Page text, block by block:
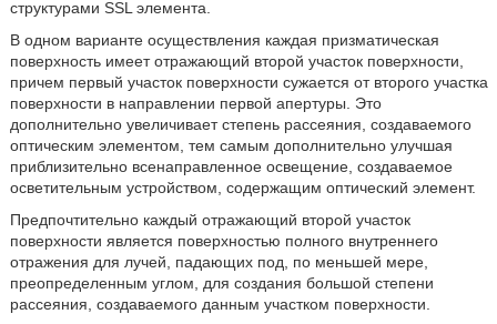
структурами SSL элемента.
В одном варианте осуществления каждая призматическая
поверхность имеет отражающий второй участок поверхности,
причем первый участок поверхности сужается от второго участка
поверхности в направлении первой апертуры. Это
дополнительно увеличивает степень рассеяния, создаваемого
оптическим элементом, тем самым дополнительно улучшая
приблизительно всенаправленное освещение, создаваемое
осветительным устройством, содержащим оптический элемент.
Предпочтительно каждый отражающий второй участок
поверхности является поверхностью полного внутреннего
отражения для лучей, падающих под, по меньшей мере,
преопределенным углом, для создания большой степени
рассеяния, создаваемого данным участком поверхности.